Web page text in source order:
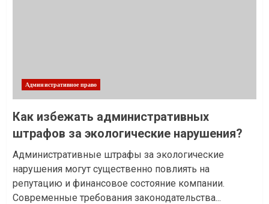
Административное право
Как избежать административных
штрафов за экологические нарушения?
Административные штрафы за экологические
нарушения могут существенно повлиять на
репутацию и финансовое состояние компании.
Современные требования законодательства...